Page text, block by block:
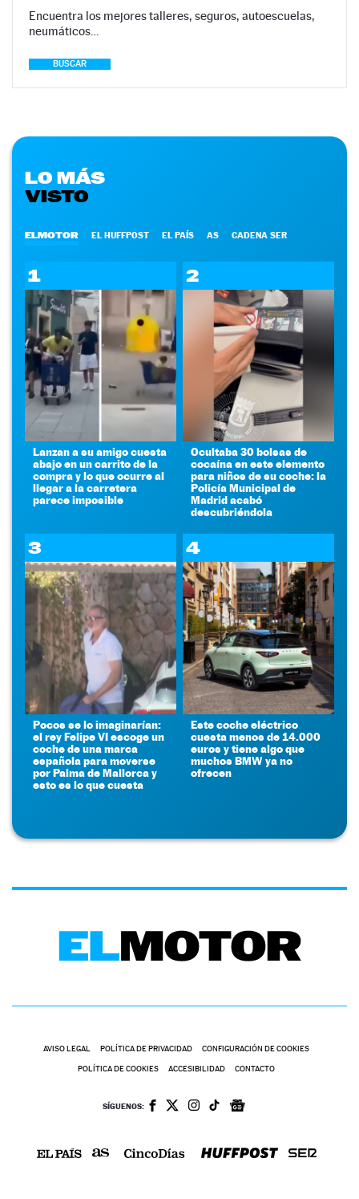
Encuentra los mejores talleres, seguros, autoescuelas,
neumáticos…
BUSCAR
LO MÁS
VISTO
ELMOTOR EL HUFFPOST EL PAÍS AS CADENA SER
1
Lanzan a su amigo cuesta
abajo en un carrito de la
compra y lo que ocurre al
llegar a la carretera
parece imposible
2
Ocultaba 30 bolsas de
cocaína en este elemento
para niños de su coche: la
Policía Municipal de
Madrid acabó
descubriéndola
3
Pocos se lo imaginarían:
el rey Felipe VI escoge un
coche de una marca
española para moverse
por Palma de Mallorca y
esto es lo que cuesta
4
Este coche eléctrico
cuesta menos de 14.000
euros y tiene algo que
muchos BMW ya no
ofrecen
AVISO LEGAL POLÍTICA DE PRIVACIDAD CONFIGURACIÓN DE COOKIES
POLÍTICA DE COOKIES ACCESIBILIDAD CONTACTO
SÍGUENOS: